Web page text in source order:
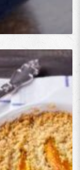
Calories